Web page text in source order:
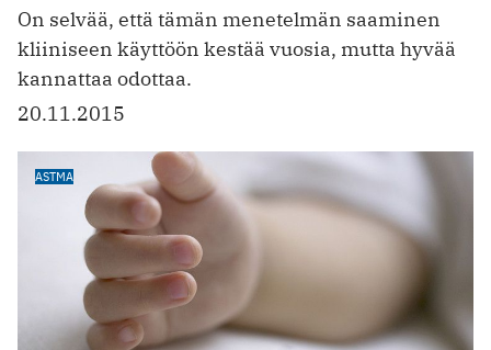
On selvää, että tämän menetelmän saaminen
kliiniseen käyttöön kestää vuosia, mutta hyvää
kannattaa odottaa.
20.11.2015
ASTMA